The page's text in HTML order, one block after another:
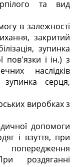
та вид
в залежності
закритий
зупинка
пов'язки і ін.) з
наслідків
серця,
виробках з
допомоги
і взуття, при
роздяганні